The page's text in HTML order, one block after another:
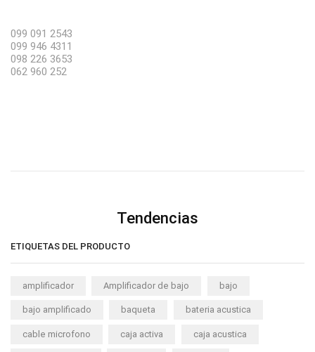
099 091 2543
099 946 4311
098 226 3653
062 960 252
Tendencias
ETIQUETAS DEL PRODUCTO
amplificador Amplificador de bajo bajo
bajo amplificado baqueta bateria acustica
cable microfono caja activa caja acustica